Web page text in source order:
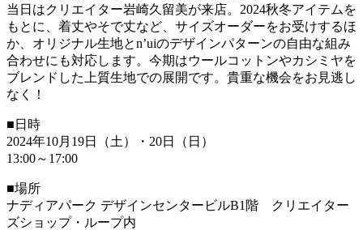
当日はクリエイター岩崎久留美が来店。2024秋冬アイテムを
もとに、着丈やそで丈など、サイズオーダーをお受けするほ
か、オリジナル生地とn’uiのデザインパターンの自由な組み
合わせにも対応します。今期はウールコットンやカシミヤを
ブレンドした上質生地での展開です。貴重な機会をお見逃し
なく！
■日時
2024年10月19日（土）・20日（日）
13:00～17:00
■場所
ナディアパーク デザインセンタービルB1階 クリエイター
ズショップ・ループ内